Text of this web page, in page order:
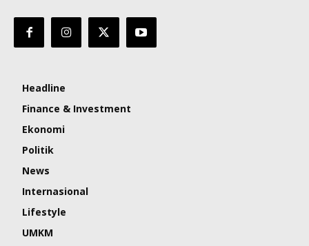
Headline
Finance & Investment
Ekonomi
Politik
News
Internasional
Lifestyle
UMKM